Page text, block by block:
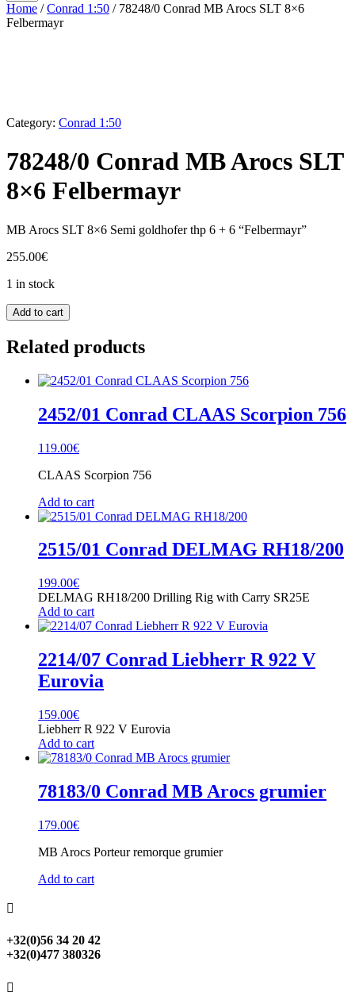
Home /Conrad 1:50 / 78248/0 Conrad MB Arocs SLT 8×6
Felbermayr
Category: Conrad 1:50
78248/0 Conrad MB Arocs SLT
8×6 Felbermayr
MB Arocs SLT 8×6 Semi goldhofer thp 6 + 6 “Felbermayr”
255.00€
1 in stock
78248/0
Conrad
MB
Arocs
quantity
Add to cart
Related products
2452/01 Conrad CLAAS Scorpion 756
119.00€
CLAAS Scorpion 756
Add to cart
2515/01 Conrad DELMAG RH18/200
199.00€
DELMAG RH18/200 Drilling Rig with Carry SR25E
Add to cart
2214/07 Conrad Liebherr R 922 V
Eurovia
159.00€
Liebherr R 922 V Eurovia
Add to cart
78183/0 Conrad MB Arocs grumier
179.00€
MB Arocs Porteur remorque grumier
Add to cart

+32(0)56 34 20 42
+32(0)477 380326
